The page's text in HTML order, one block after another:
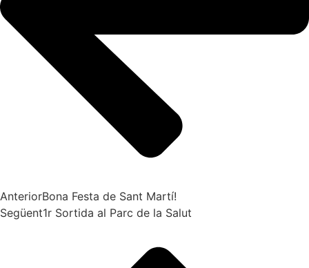
AnteriorBona Festa de Sant Martí!
Següent1r Sortida al Parc de la Salut